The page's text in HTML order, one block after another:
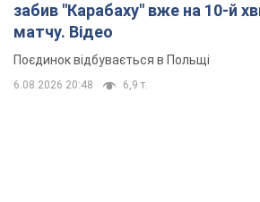
забив "Карабаху" вже на 10-й
матчу. Відео
Поєдинок відбувається в Польщі
6.08.2026 20:48 6,9 т.